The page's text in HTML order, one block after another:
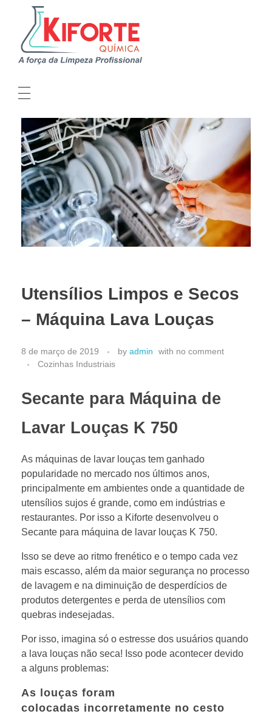
QUEM SOMOS
LINHAS DE PRODUTOS
SEJA UM DISTRIBUIDOR
CRIE SUA MARCA
SUSTENTABILIDADE
Utensílios Limpos e Secos
– Máquina Lava Louças
8 de março de 2019 by admin with no comment
Cozinhas Industriais
Secante para Máquina de
Lavar Louças K 750
As máquinas de lavar louças tem ganhado
popularidade no mercado nos últimos anos,
principalmente em ambientes onde a quantidade de
utensílios sujos é grande, como em indústrias e
restaurantes. Por isso a Kiforte desenvolveu o
Secante para máquina de lavar louças K 750.
Isso se deve ao ritmo frenético e o tempo cada vez
mais escasso, além da maior segurança no processo
de lavagem e na diminuição de desperdícios de
produtos detergentes e perda de utensílios com
quebras indesejadas.
Por isso, imagina só o estresse dos usuários quando
a lava louças não seca! Isso pode acontecer devido
a alguns problemas:
As louças foram
colocadas incorretamente no cesto